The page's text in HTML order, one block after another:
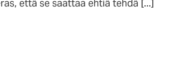
että se saattaa ehtiä tehdä [...]